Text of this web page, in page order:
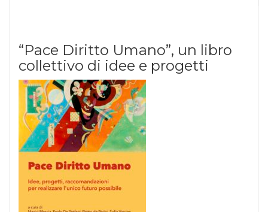
“Pace Diritto Umano”, un libro
collettivo di idee e progetti